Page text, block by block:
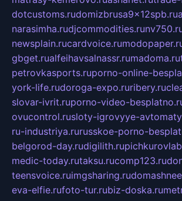
dotcustoms.rudomizbrusa9x12spb.ru
narasimha.rudjcommodities.ru
newsplain.rucardvoice.ru
gbget.rualfeihavsalnassr.rumadoma.ru
petrovkasports.ruporno-online-
york-life.rudoroga-expo.ruribery.ru
slovar-ivrit.ruporno-video-
ovucontrol.rusloty-igrovyye-
ru-industriya.rurusskoe-porno-
belgorod-day.rudigilith.ru
medic-today.rutaksu.rucomp123.ru
teensvoice.ruimgsharing.ru
eva-elfie.rufoto-tur.rubiz-doska.ru